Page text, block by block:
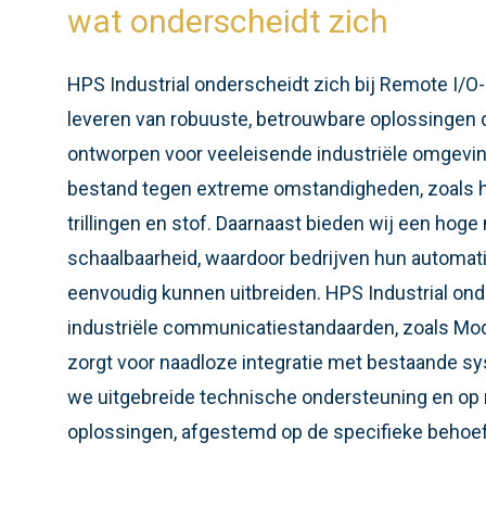
wat onderscheidt zich
HPS Industrial onderscheidt zich bij Remote I/
leveren van robuuste, betrouwbare oplossingen
ontworpen voor veeleisende industriële
bestand tegen extreme omstandigheden, zoals
trillingen en stof. Daarnaast bieden wij een
schaalbaarheid, waardoor bedrijven hun
eenvoudig kunnen uitbreiden. HPS Industrial
industriële communicatiestandaarden, zoals
zorgt voor naadloze integratie met bestaande
we uitgebreide technische ondersteuning en op
oplossingen, afgestemd op de specifieke